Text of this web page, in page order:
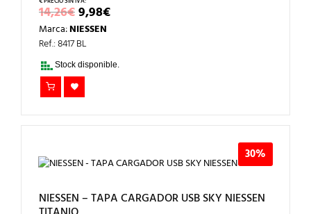
14,26€EL
PRECIO
ORIGINAL
ERA:
14,26€.
9,98€EL
PRECIO
9,98€.
Marca:NIESSEN
Ref.: 8417 BL
Stock disponible.
30%
NIESSEN – TAPA CARGADOR USB SKY NIESSEN